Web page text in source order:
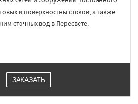
и поверхностны стоков, а также
сточных вод в Пересвете.
ЗАКАЗАТЬ